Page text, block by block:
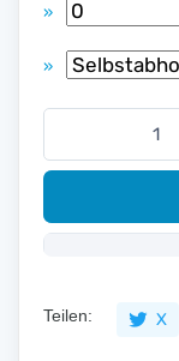
»
»
Teilen: X